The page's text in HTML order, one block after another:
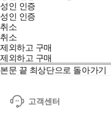
성인 인증
성인 인증
취소
취소
제외하고 구매
제외하고 구매
본문 끝 최상단으로 돌아가기
고객센터